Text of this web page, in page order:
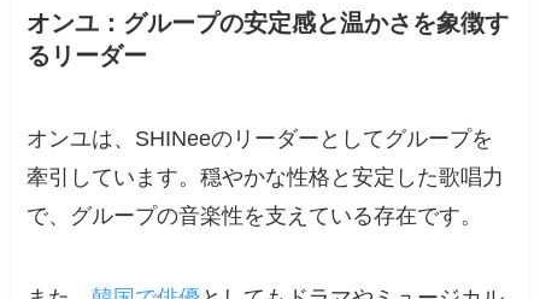
オンユ：グループの安定感と温かさを象徴す
るリーダー
オンユは、SHINeeのリーダーとしてグループを
牽引しています。穏やかな性格と安定した歌唱力
で、グループの音楽性を支えている存在です。